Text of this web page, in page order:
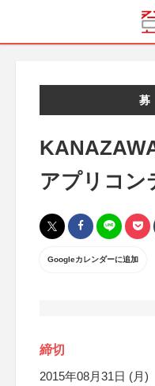
アプリコン
Googleカレンダーに追加
締切
2015年08月31日 (月)